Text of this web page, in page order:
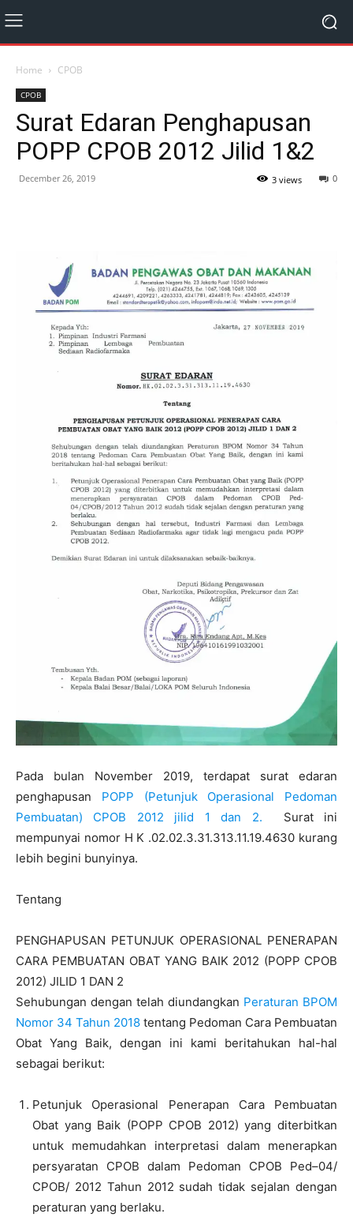
Home CPOB
CPOB
Surat Edaran Penghapusan
POPP CPOB 2012 Jilid 1&2
December 26, 2019 0
3 views
Pada bulan November 2019, terdapat surat edaran
penghapusan POPP (Petunjuk Operasional Pedoman
Pembuatan) CPOB 2012 jilid 1 dan 2. Surat ini
mempunyai nomor H K .02.02.3.31.313.11.19.4630 kurang
lebih begini bunyinya.
Tentang
PENGHAPUSAN PETUNJUK OPERASIONAL PENERAPAN
CARA PEMBUATAN OBAT YANG BAIK 2012 (POPP CPOB
2012) JILID 1 DAN 2
Sehubungan dengan telah diundangkan Peraturan BPOM
Nomor 34 Tahun 2018 tentang Pedoman Cara Pembuatan
Obat Yang Baik, dengan ini kami beritahukan hal-hal
sebagai berikut:
Petunjuk Operasional Penerapan Cara Pembuatan
Obat yang Baik (POPP CPOB 2012) yang diterbitkan
untuk memudahkan interpretasi dalam menerapkan
persyaratan CPOB dalam Pedoman CPOB Ped–04/
CPOB/ 2012 Tahun 2012 sudahtidak sejalan dengan
peraturan yang berlaku.